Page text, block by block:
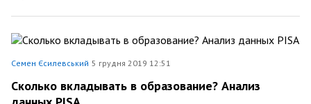
Семен Єсилевський 5 грудня 2019 12:51
Сколько вкладывать в образование? Анализ